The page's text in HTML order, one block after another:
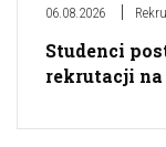
06.08.2026
Studenci
rekrutacji na